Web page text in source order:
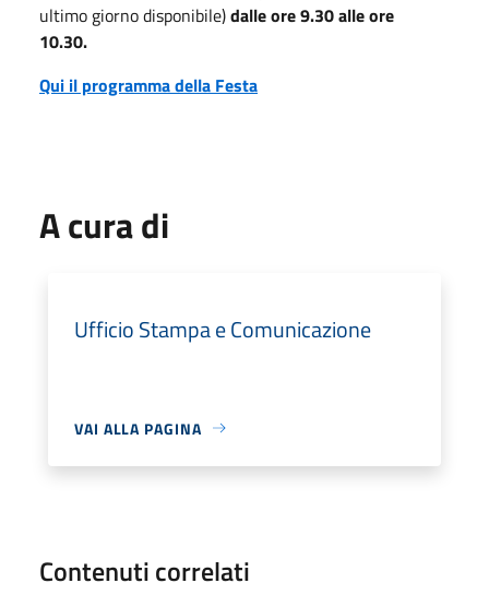
ultimo giorno disponibile)dalle ore 9.30 alle ore
10.30.
Qui il programma della Festa
A cura di
Ufficio Stampa e Comunicazione
VAI ALLA PAGINA
Contenuti correlati